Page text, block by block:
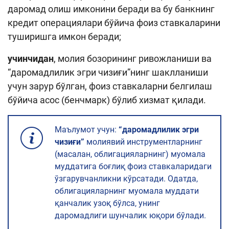
даромад олиш имконини беради ва бу банкнинг
кредит операциялари бўйича фоиз ставкаларини
туширишга имкон беради;
учинчидан, молия бозорининг ривожланиши ва
“даромадлилик эгри чизиғи”нинг шаклланиши
учун зарур бўлган, фоиз ставкаларни белгилаш
бўйича асос (бенчмарк) бўлиб хизмат қилади.
Маълумот учун: “даромадлилик эгри
чизиғи” молиявий инструментларнинг
(масалан, облигацияларнинг) муомала
муддатига боғлиқ фоиз ставкаларидаги
ўзгарувчанликни кўрсатади. Одатда,
облигацияларнинг муомала муддати
қанчалик узоқ бўлса, унинг
даромадлиги шунчалик юқори бўлади.